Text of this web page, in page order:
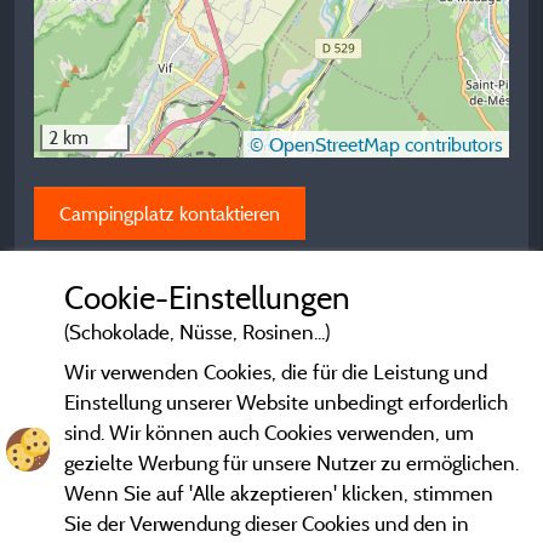
2 km © OpenStreetMap contributors
Campingplatz kontaktieren
Cookie-Einstellungen
(Schokolade, Nüsse, Rosinen...)
Wir verwenden Cookies, die für die Leistung und
Einstellung unserer Website unbedingt erforderlich
sind. Wir können auch Cookies verwenden, um
gezielte Werbung für unsere Nutzer zu ermöglichen.
Wenn Sie auf 'Alle akzeptieren' klicken, stimmen
Sie der Verwendung dieser Cookies und den in